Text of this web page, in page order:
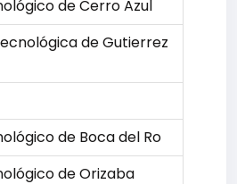
de Cerro Azul
de Gutierrez
de Boca del Ro
de Orizaba